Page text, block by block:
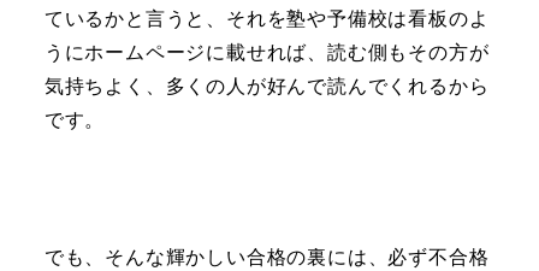
ているかと言うと、それを塾や予備校は看板のよ
うにホームページに載せれば、読む側もその方が
気持ちよく、多くの人が好んで読んでくれるから
です。
でも、そんな輝かしい合格の裏には、必ず不合格